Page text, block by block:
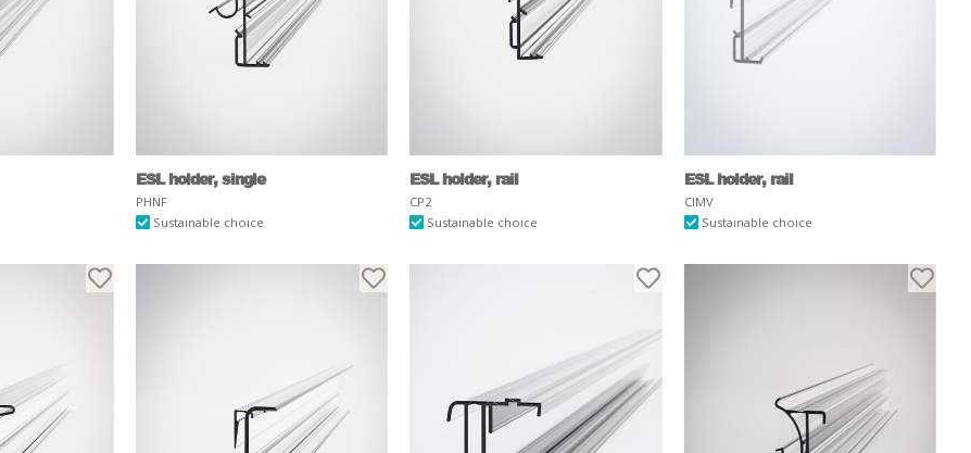
ESL holder, single
PHNF
Sustainable choice
ESL holder, rail
CP2
Sustainable choice
ESL holder, rail
CIMV
Sustainable choice